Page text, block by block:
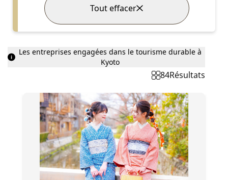
Tout effacer
Les entreprises engagées dans le tourisme durable à
Kyoto
84Résultats